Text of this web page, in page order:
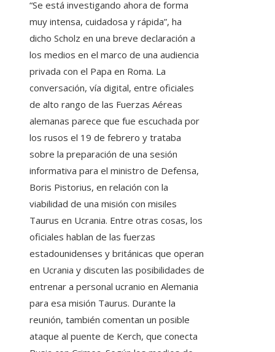
“Se está investigando ahora de forma
muy intensa, cuidadosa y rápida”, ha
dicho Scholz en una breve declaración a
los medios en el marco de una audiencia
privada con el Papa en Roma. La
conversación, vía digital, entre oficiales
de alto rango de las Fuerzas Aéreas
alemanas parece que fue escuchada por
los rusos el 19 de febrero y trataba
sobre la preparación de una sesión
informativa para el ministro de Defensa,
Boris Pistorius, en relación con la
viabilidad de una misión con misiles
Taurus en Ucrania. Entre otras cosas, los
oficiales hablan de las fuerzas
estadounidenses y británicas que operan
en Ucrania y discuten las posibilidades de
entrenar a personal ucranio en Alemania
para esa misión Taurus. Durante la
reunión, también comentan un posible
ataque al puente de Kerch, que conecta